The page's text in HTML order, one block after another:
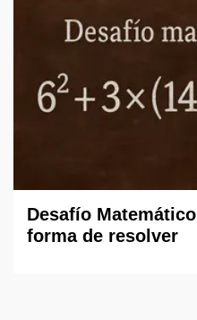
Desafío
forma de resolver